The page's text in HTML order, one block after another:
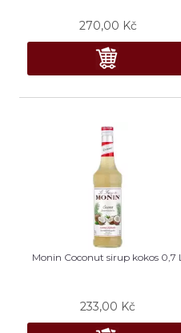
270,00 Kč
Monin Coconut sirup kokos 0,7 L
233,00 Kč